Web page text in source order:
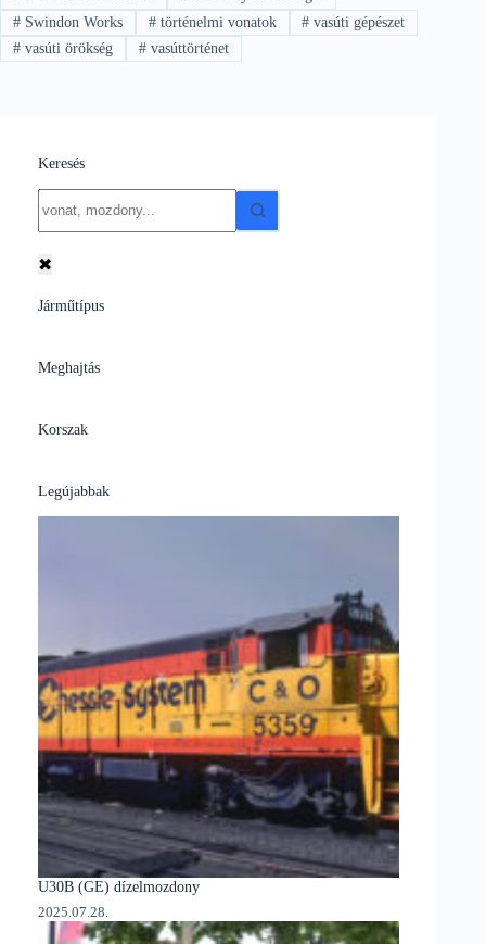
#Swindon Works #történelmi vonatok # vasúti gépészet
#vasúti örökség #vasúttörténet
Keresés
results
✖
Járműtípus
Meghajtás
Korszak
Legújabbak
U30B (GE) dízelmozdony
2025.07.28.